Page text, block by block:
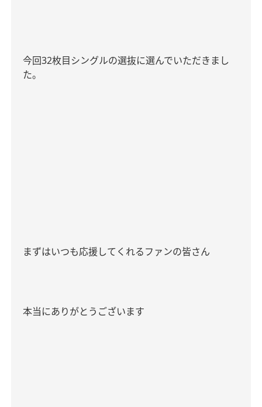
今回32枚目シングルの選抜に選んでいただきまし
た。
まずはいつも応援してくれるファンの皆さん
本当にありがとうございます